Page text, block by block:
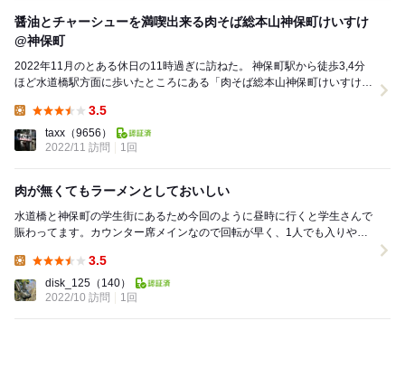
醤油とチャーシューを満喫出来る肉そば総本山神保町けいすけ
@神保町
2022年11月のとある休日の11時過ぎに訪ねた。 神保町駅から徒歩3,4分
ほど水道橋駅方面に歩いたところにある「肉そば総本山神保町けいすけ
3.5
taxx （9656）
2022/11 訪問
1回
肉が無くてもラーメンとしておいしい
水道橋と神保町の学生街にあるため今回のように昼時に行くと学生さんで
賑わってます。カウンター席メインなので回転が早く、1人でも入りやす
3.5
disk_125 （140）
2022/10 訪問
1回